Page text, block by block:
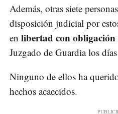
Además, otras siete
disposición judicial por
en libertad con obligación
Juzgado de Guardia los
Ninguno de ellos ha
hechos acaecidos.